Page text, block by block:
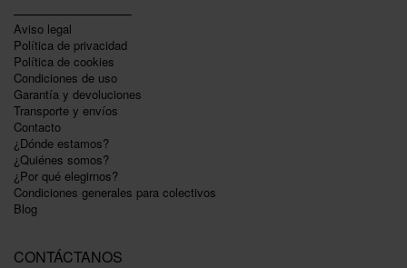
Aviso legal
Política de privacidad
Polí­tica de cookies
Condiciones de uso
Garantí­a y devoluciones
Transporte y envíos
Contacto
¿Dónde estamos?
¿Quiénes somos?
¿Por qué elegirnos?
Condiciones generales para colectivos
Blog
CONTÁCTANOS